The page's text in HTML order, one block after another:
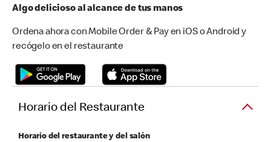
Algo delicioso al alcance de tus manos
Ordena ahora con Mobile Order & Pay en iOS o Android y
recógelo en el restaurante
Horario del Restaurante
Horario del restaurante y del salón